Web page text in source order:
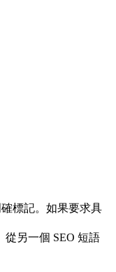
標記。如果要求具
從另一個 SEO 短語